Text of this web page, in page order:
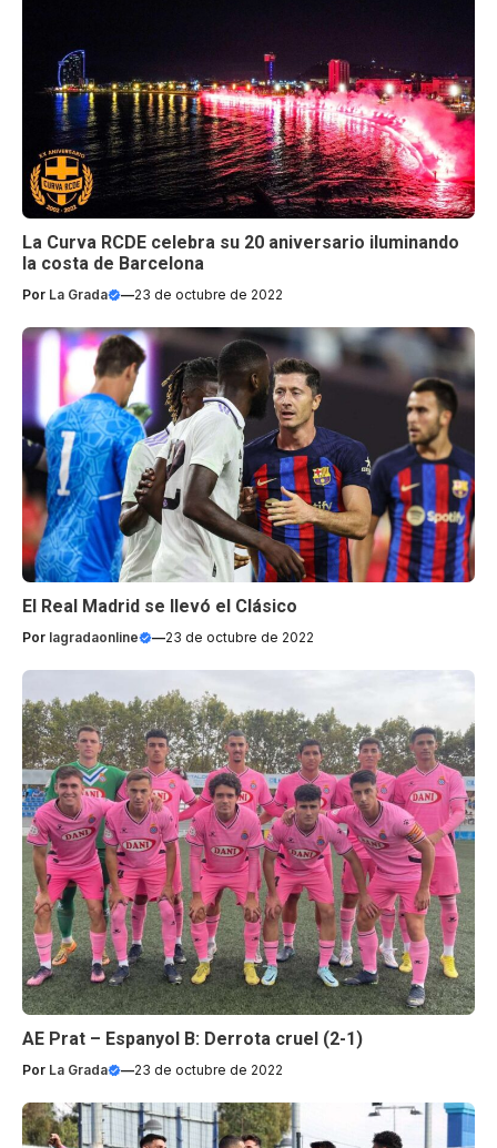
La Curva RCDE celebra su 20 aniversario iluminando
la costa de Barcelona
Por La Grada —23 de octubre de 2022
El Real Madrid se llevó el Clásico
Por lagradaonline —23 de octubre de 2022
AE Prat – Espanyol B: Derrota cruel (2-1)
Por La Grada —23 de octubre de 2022